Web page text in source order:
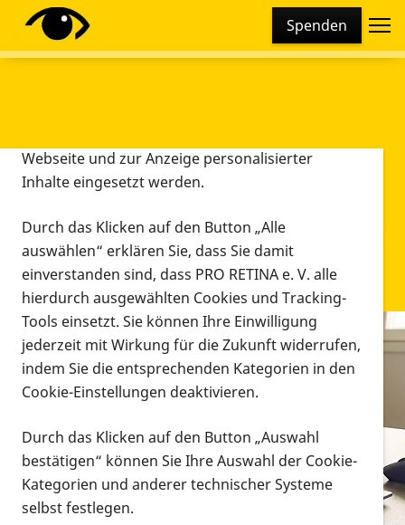
Spenden
Infomaterial
Infomaterial
Vorlesen
Alle Infomaterialien in verschiedenen
Formaten an einem Ort
Diese Webseite setzt verschiedene Cookies und
Tracking-Tools ein. Dies beinhaltet Cookies und
Webseite und zur Anzeige personalisierter
Inhalte eingesetzt werden.
Durch das Klicken auf den Button „Alle
auswählen“ erklären Sie, dass Sie damit
einverstanden sind, dass PRO RETINA e. V. alle
hierdurch ausgewählten Cookies und Tracking-
Tools einsetzt. Sie können Ihre Einwilligung
jederzeit mit Wirkung für die Zukunft widerrufen,
indem Sie die entsprechenden Kategorien in den
Cookie-Einstellungen deaktivieren.
Durch das Klicken auf den Button „Auswahl
bestätigen“ können Sie Ihre Auswahl der Cookie-
Kategorien und anderer technischer Systeme
selbst festlegen.